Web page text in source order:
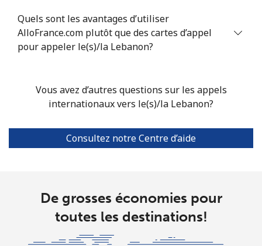
Quels sont les avantages d’utiliser
AlloFrance.com plutôt que des cartes d’appel
pour appeler le(s)/la Lebanon?
Vous avez d’autres questions sur les appels
internationaux vers le(s)/la Lebanon?
Consultez notre Centre d’aide
De grosses économies pour
toutes les destinations!